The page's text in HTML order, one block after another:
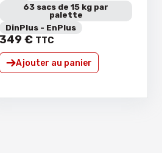
63 sacs de 15 kg par
palette
DinPlus - EnPlus
349€ TTC
Ajouter au panier